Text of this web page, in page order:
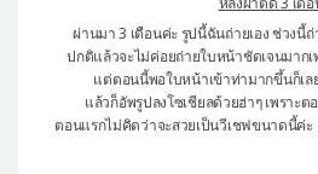
ผ่านมา 3 เดือนค่ะ รูปนี้ฉันถ่ายเอง ช่วงนี้
ปกติแล้วจะไม่ค่อยถ่ายใบหน้าชัดเจนมากเ
แต่ตอนนี้พอใบหน้าเข้าท่ามากขึ้นก็เล
แล้วก็อัพรูปลงโซเชียลด้วยฮ่าๆ เพราะ
ตอนแรกไม่คิดว่าจะสวยเป็นวีเชฟขนาดนี้